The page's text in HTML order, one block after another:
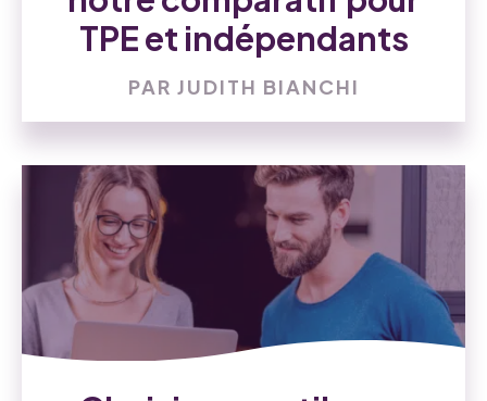
TPE et indépendants
PAR JUDITH BIANCHI